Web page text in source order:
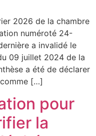
2026 de la chambre
numéroté 24-
a invalidé le
09 juillet 2024 de la
a été de déclarer
[…]
pour
la